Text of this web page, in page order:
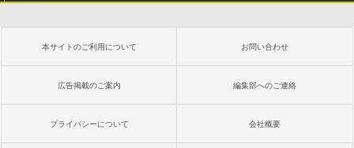
本サイトのご利用について お問い合わせ
広告掲載のご案内 編集部へのご連絡
プライバシーについて 会社概要